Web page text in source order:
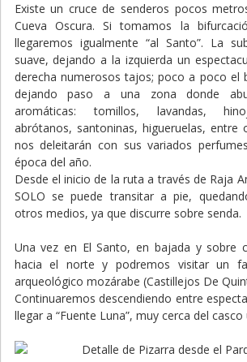
Existe un cruce de senderos pocos
Cueva Oscura. Si tomamos la
llegaremos igualmente “al Santo”. La
suave, dejando a la izquierda un
derecha numerosos tajos; poco a poco el
dejando paso a una zona donde
aromáticas: tomillos, lavandas,
abrótanos, santoninas, higueruelas, entre
nos deleitarán con sus variados
época del año.
Desde el inicio de la ruta a través de Raja
SOLO se puede transitar a pie,
otros medios, ya que discurre sobre senda.
Una vez en El Santo, en bajada y sobre
hacia el norte y podremos visitar un
arqueológico mozárabe (Castillejos De
Continuaremos descendiendo entre
llegar a “Fuente Luna”, muy cerca del casco